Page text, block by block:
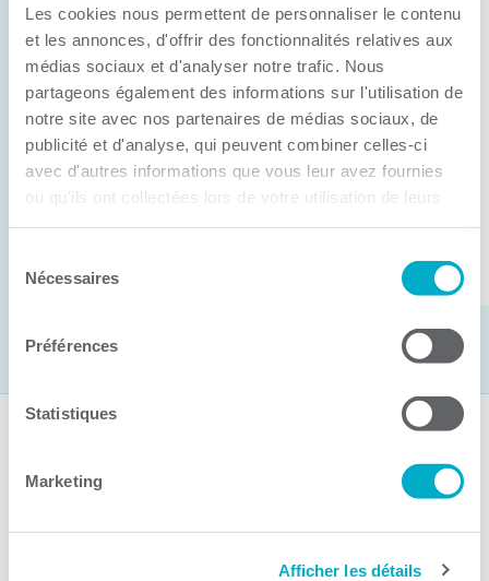
Les cookies nous permettent de personnaliser le contenu
et les annonces, d'offrir des fonctionnalités relatives aux
médias sociaux et d'analyser notre trafic. Nous
partageons également des informations sur l'utilisation de
notre site avec nos partenaires de médias sociaux, de
publicité et d'analyse, qui peuvent combiner celles-ci
avec d'autres informations que vous leur avez fournies
ou qu'ils ont collectées lors de votre utilisation de leurs
Nécessaires
Préférences
Statistiques
Marketing
Afficher les détails
Anick Métivier devient le nouveau
président de la CCI3R
C’est lors de son assemblée générale annuelle
tenue hier que la Chambre de commerce et
d’industries de ...